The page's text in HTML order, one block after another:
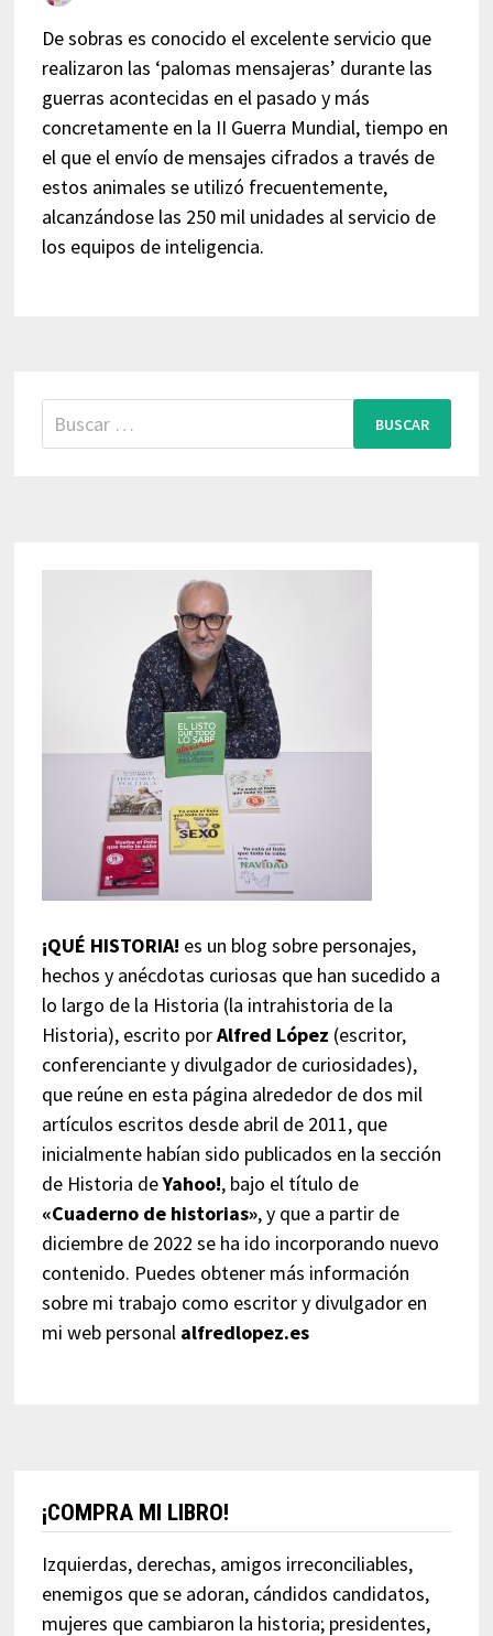
De sobras es conocido el excelente servicio que
realizaron las ‘palomas mensajeras’ durante las
guerras acontecidas en el pasado y más
concretamente en la II Guerra Mundial, tiempo en
el que el envío de mensajes cifrados a través de
estos animales se utilizó frecuentemente,
alcanzándose las 250 mil unidades al servicio de
los equipos de inteligencia.
Buscar:
¡QUÉ HISTORIA! es un blog sobre personajes,
hechos y anécdotas curiosas que han sucedido a
lo largo de la Historia (la intrahistoria de la
Historia), escrito porAlfred López (escritor,
conferenciante y divulgador de curiosidades),
que reúne en esta página alrededor de dos mil
artículos escritos desde abril de 2011, que
inicialmente habían sido publicados en la sección
de Historia deYahoo!, bajo el título de
«Cuaderno de historias», y que a partir de
diciembre de 2022 se ha ido incorporando nuevo
contenido. Puedes obtener más información
sobre mi trabajo como escritor y divulgador en
mi web personal alfredlopez.es
¡COMPRA MI LIBRO!
Izquierdas, derechas, amigos irreconciliables,
enemigos que se adoran, cándidos candidatos,
mujeres que cambiaron la historia; presidentes,